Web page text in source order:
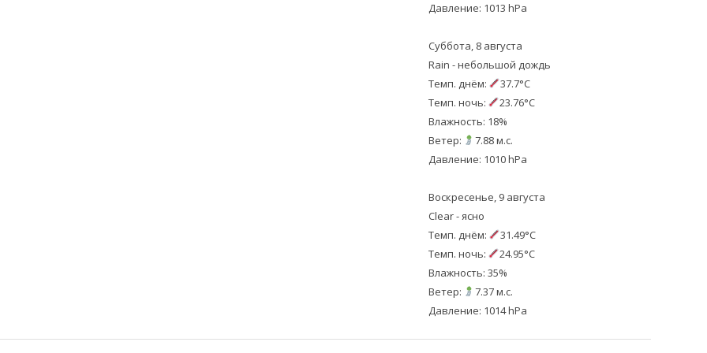
Давление: 1013 hPa
Суббота, 8 августа
Rain - небольшой дождь
Темп. днём:
37.7°C
Темп. ночь:
23.76°C
Влажность: 18%
Ветер:
7.88 м.с.
Давление: 1010 hPa
Воскресенье, 9 августа
Clear - ясно
Темп. днём:
31.49°C
Темп. ночь:
24.95°C
Влажность: 35%
Ветер:
7.37 м.с.
Давление: 1014 hPa